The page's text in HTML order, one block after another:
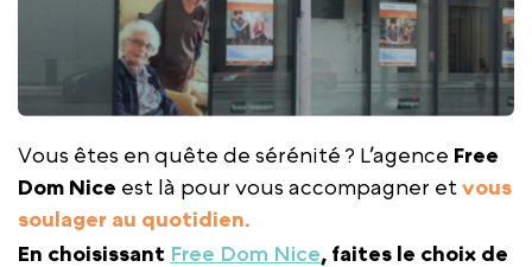
Vous êtes en quête de sérénité ? L’agence Free
Dom Nice est là pour vous accompagner etvous
soulager au quotidien.
En choisissant Free Dom Nice, faites le choix de